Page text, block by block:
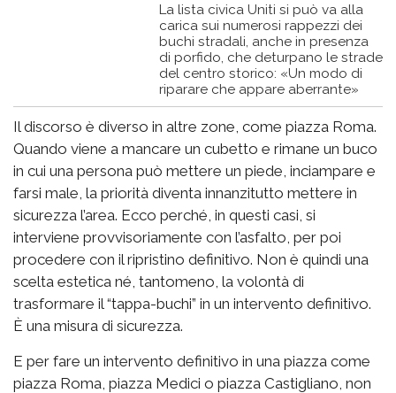
La lista civica Uniti si può va alla
carica sui numerosi rappezzi dei
buchi stradali, anche in presenza
di porfido, che deturpano le strade
del centro storico: «Un modo di
riparare che appare aberrante»
Il discorso è diverso in altre zone, come piazza Roma.
Quando viene a mancare un cubetto e rimane un buco
in cui una persona può mettere un piede, inciampare e
farsi male, la priorità diventa innanzitutto mettere in
sicurezza l’area. Ecco perché, in questi casi, si
interviene provvisoriamente con l’asfalto, per poi
procedere con il ripristino definitivo. Non è quindi una
scelta estetica né, tantomeno, la volontà di
trasformare il “tappa-buchi” in un intervento definitivo.
È una misura di sicurezza.
E per fare un intervento definitivo in una piazza come
piazza Roma, piazza Medici o piazza Castigliano, non